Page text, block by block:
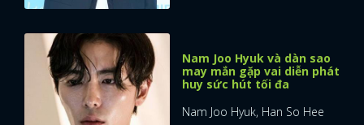
x
ĐĂNG NHẬP
Nam Joo Hyuk và dàn sao
may mắn gặp vai diễn phát
huy sức hút tối đa
Nam Joo Hyuk, Han So Hee